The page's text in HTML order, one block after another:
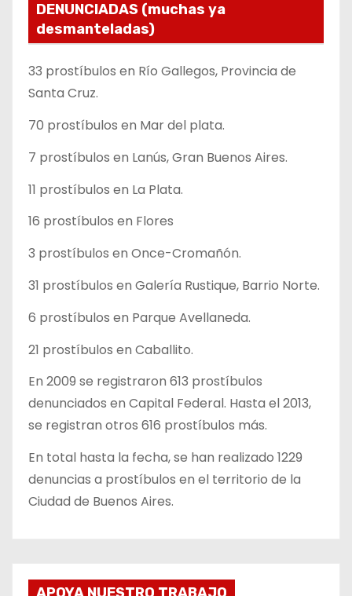
DENUNCIADAS (muchas ya
desmanteladas)
33 prostíbulos en Río Gallegos, Provincia de
Santa Cruz.
70 prostíbulos en Mar del plata.
7 prostíbulos en Lanús, Gran Buenos Aires.
11 prostíbulos en La Plata.
16 prostíbulos en Flores
3 prostíbulos en Once-Cromañón.
31 prostíbulos en Galería Rustique, Barrio Norte.
6 prostíbulos en Parque Avellaneda.
21 prostíbulos en Caballito.
En 2009 se registraron 613 prostíbulos
denunciados en Capital Federal. Hasta el 2013,
se registran otros 616 prostíbulos más.
En total hasta la fecha, se han realizado 1229
denuncias a prostíbulos en el territorio de la
Ciudad de Buenos Aires.